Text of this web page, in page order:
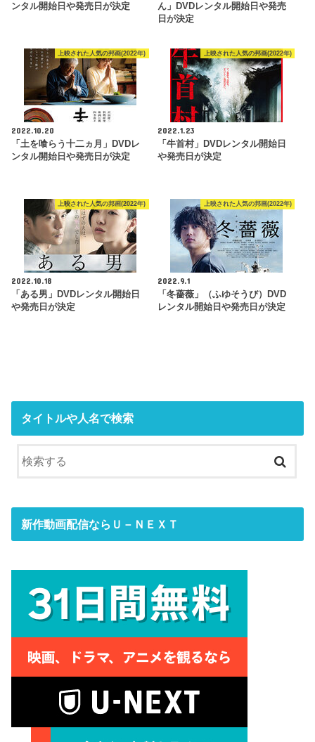
ンタル開始日や発売日が決定
ん」DVDレンタル開始日や発売
日が決定
上映された人気の邦画(2022年)
2022.10.20
「土を喰らう十二ヵ月」DVDレ
ンタル開始日や発売日が決定
上映された人気の邦画(2022年)
2022.1.23
「牛首村」DVDレンタル開始日
や発売日が決定
上映された人気の邦画(2022年)
2022.10.18
「ある男」DVDレンタル開始日
や発売日が決定
上映された人気の邦画(2022年)
2022.9.1
「冬薔薇」（ふゆそうび）DVD
レンタル開始日や発売日が決定
タイトルや人名で検索
新作動画配信ならＵ－ＮＥＸＴ